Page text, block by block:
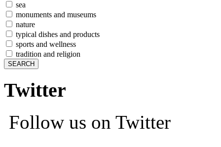
sea
monuments and museums
nature
typical dishes and products
sports and wellness
tradition and religion
Twitter
Follow us on Twitter